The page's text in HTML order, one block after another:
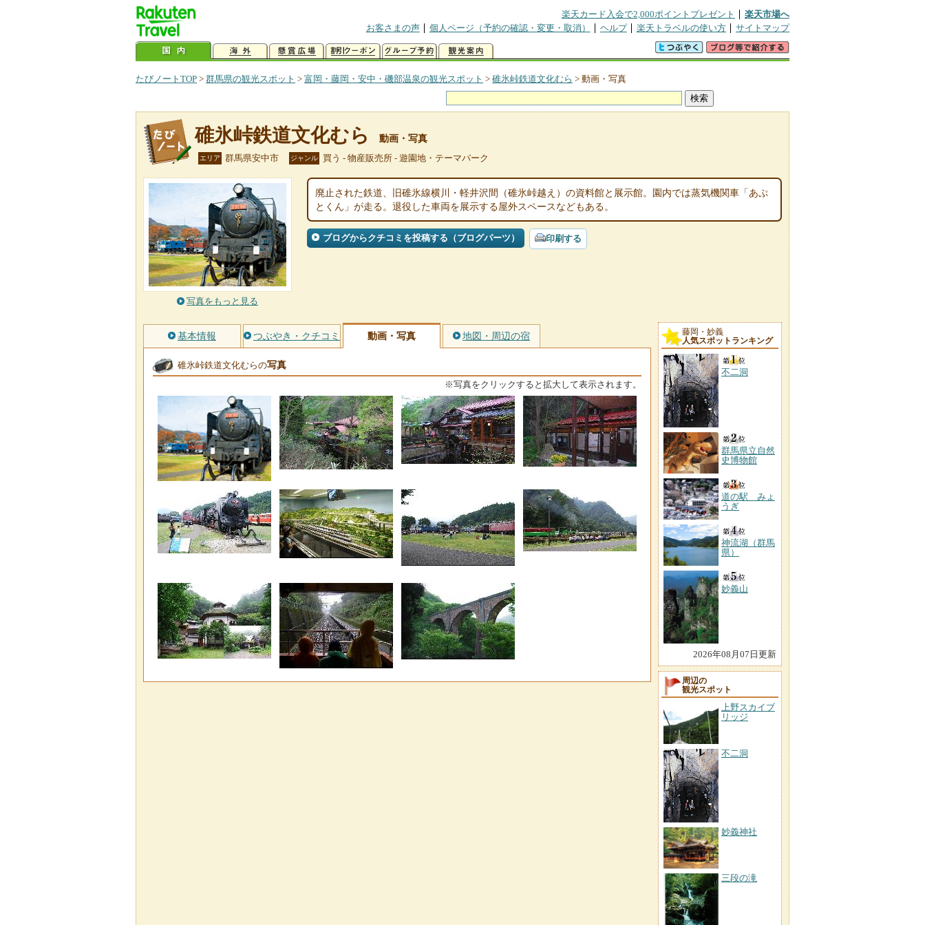
楽天カード入会で2,000ポイントプレゼント
楽天市場へ
お客さまの声
個人ページ（予約の確認・変更・取消） ヘルプ 楽天トラベルの使い方 サイトマップ
たびノートTOP > 群馬県の観光スポット > 富岡・藤岡・安中・磯部温泉の観光スポット > 碓氷峠鉄道文化むら > 動画・写真
碓氷峠鉄道文化むら 動画・写真
エリア 群馬県安中市 ジャンル 買う - 物産販売所 - 遊園地・テーマパーク
写真をもっと見る
廃止された鉄道、旧碓氷線横川・軽井沢間（碓氷峠越え）の資料館と展示館。園内では蒸気機関車「あぷ
とくん」が走る。退役した車両を展示する屋外スペースなどもある。
ブログからクチコミを投稿する（ブログパーツ） 印刷する
基本情報 つぶやき・クチコミ 動画・写真 地図・周辺の宿
碓氷峠鉄道文化むらの写真
※写真をクリックすると拡大して表示されます。
藤岡・妙義
人気スポットランキング
不二洞
群馬県立自然
史博物館
道の駅 みょ
うぎ
神流湖（群馬
県）
妙義山
2026年08月07日更新
周辺の
観光スポット
上野スカイブ
リッジ
不二洞
妙義神社
三段の滝